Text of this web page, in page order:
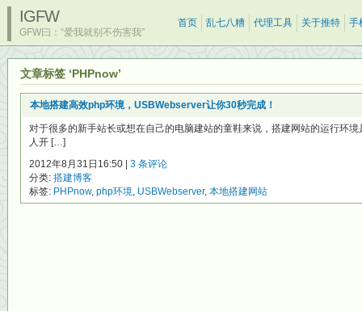
IGFW
GFW曰：“爱我就别不伤害我”
首页 乱七八糟 代理工具 关于推特 手
文章标签 ‘PHPnow’
本地搭建高效php环境，USBWebserver让你30秒完成！
对于很多的新手站长或想在自己的电脑建站的童鞋来说，搭建网站的运行环
人开 […]
2012年8月31日16:50 | 3 条评论
分类: 搭建博客
标签: PHPnow, php环境, USBWebserver, 本地搭建网站